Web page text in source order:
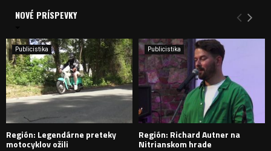
i
e
:
Y
H
D
NOVÉ PRÍSPEVKY
Publicistika
Región: Legendárne preteky
motocyklov ožili
Publicistika
Región: Richard Autner na
Nitrianskom hrade